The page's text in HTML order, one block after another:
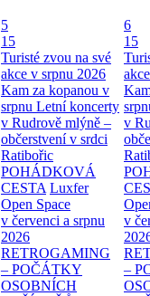
5
15
Turisté zvou na své
akce v srpnu 2026
Kam za kopanou v
srpnu Letní koncerty
v Rudrově mlýně –
občerstvení v srdci
Ratibořic
POHÁDKOVÁ
CESTA Luxfer
Open Space
v červenci a srpnu
2026
RETROGAMING
– POČÁTKY
OSOBNÍCH
6
15
v
v
–